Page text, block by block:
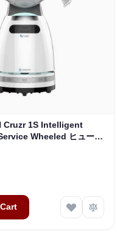
Cruzr 1S Intelligent
Wheeled ヒューマ